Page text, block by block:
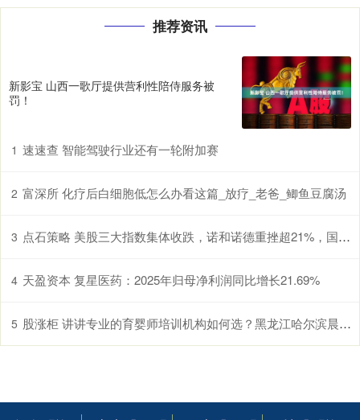
推荐资讯
新影宝 山西一歌厅提供营利性陪侍服务被
罚！
1 速速查 智能驾驶行业还有一轮附加赛
2 富深所 化疗后白细胞低怎么办看这篇_放疗_老爸_鲫鱼豆腐汤
3 点石策略 美股三大指数集体收跌，诺和诺德重挫超21%，国际油价涨超3%
4 天盈资本 复星医药：2025年归母净利润同比增长21.69%
5 股涨柜 讲讲专业的育婴师培训机构如何选？黑龙江哈尔滨晨光学校口碑出众